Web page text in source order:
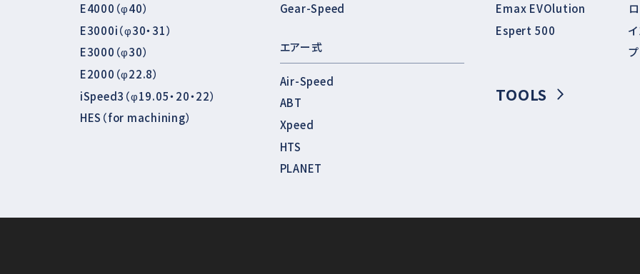
E4000（φ40）
E3000i（φ30・31）
E3000（φ30）
E2000（φ22.8）
iSpeed3（φ19.05・20・22）
HES（for machining）
Gear-Speed
エアー式
Air-Speed
ABT
Xpeed
HTS
PLANET
Emax EVOlution
Espert 500
TOOLS